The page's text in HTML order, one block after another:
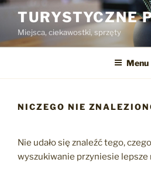
Przejdź
treści
TURYSTYCZNE
Miejsca, ciekawostki, sprzęty
Menu
NICZEGO NIE
Nie udało się znaleźć tego,
wyszukiwanie przyniesie lepsze